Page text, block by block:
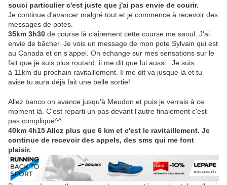
souci particulier c'est juste que j'ai pas envie de courir.
Je continue d'avancer malgré tout et je commence à recevoir des
messages de potes.
35km 3h30 de course là clairement cette course me saoul. J'ai
envie de bâcher. Je vois un message de mon pote Sylvain qui est
au Canada et on s'appel. On échange sur mes sensations sur le
fait que je suis plus routard, il me dit que lui aussi. Je suis
à 11km du prochain ravitaillement. Il me dit va jusque là et tu
avise tu aura déjà fait une belle sortie!
Allez banco on avance jusqu'à Meudon et puis je verrais à ce
moment là. C'est reparti un pas devant l'autre finalement c'est
pas compliqué^^
40km 4h15 Allez plus que 6 km et c'est le ravitaillement. Je
continue de recevoir des appels, des sms qui me font
plaisir.